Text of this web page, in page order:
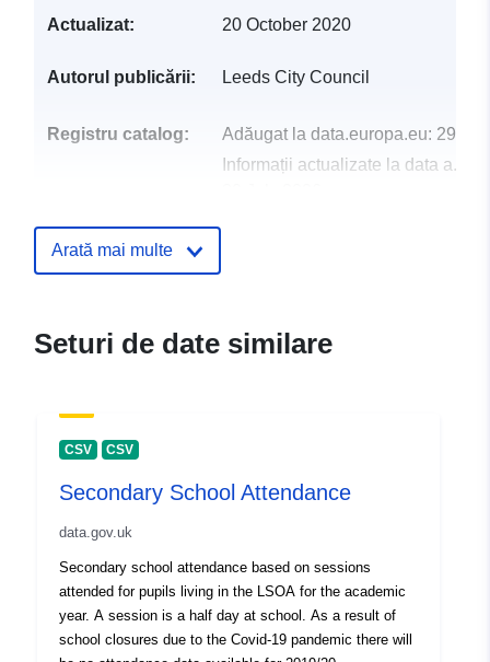
Actualizat: 20 October 2020
Autorul publicării: Leeds City Council
Registru catalog: Adăugat la data.europa.eu: 29
Informații actualizate la data
uriRef:
Arată mai multe
Seturi de date similare
CSV CSV
Secondary School Attendance
data.gov.uk
Secondary school attendance based on sessions
attended for pupils living in the LSOA for the academic
year. A session is a half day at school. As a result of
school closures due to the Covid-19 pandemic there will